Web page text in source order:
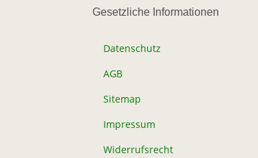
Gesetzliche Informationen
Datenschutz
AGB
Sitemap
Impressum
Widerrufsrecht